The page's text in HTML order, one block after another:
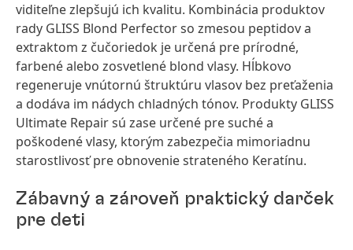
viditeľne zlepšujú ich kvalitu. Kombinácia produktov
rady GLISS Blond Perfector so zmesou peptidov a
extraktom z čučoriedok je určená pre prírodné,
farbené alebo zosvetlené blond vlasy. Hĺbkovo
regeneruje vnútornú štruktúru vlasov bez preťaženia
a dodáva im nádych chladných tónov. Produkty GLISS
Ultimate Repair sú zase určené pre suché a
poškodené vlasy, ktorým zabezpečia mimoriadnu
starostlivosť pre obnovenie strateného Keratínu.
Zábavný a zároveň praktický darček
pre deti